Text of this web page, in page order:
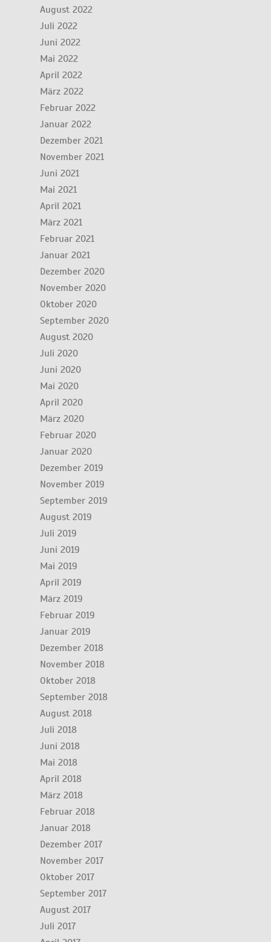
August 2022
Juli 2022
Juni 2022
Mai 2022
April 2022
März 2022
Februar 2022
Januar 2022
Dezember 2021
November 2021
Juni 2021
Mai 2021
April 2021
März 2021
Februar 2021
Januar 2021
Dezember 2020
November 2020
Oktober 2020
September 2020
August 2020
Juli 2020
Juni 2020
Mai 2020
April 2020
März 2020
Februar 2020
Januar 2020
Dezember 2019
November 2019
September 2019
August 2019
Juli 2019
Juni 2019
Mai 2019
April 2019
März 2019
Februar 2019
Januar 2019
Dezember 2018
November 2018
Oktober 2018
September 2018
August 2018
Juli 2018
Juni 2018
Mai 2018
April 2018
März 2018
Februar 2018
Januar 2018
Dezember 2017
November 2017
Oktober 2017
September 2017
August 2017
Juli 2017